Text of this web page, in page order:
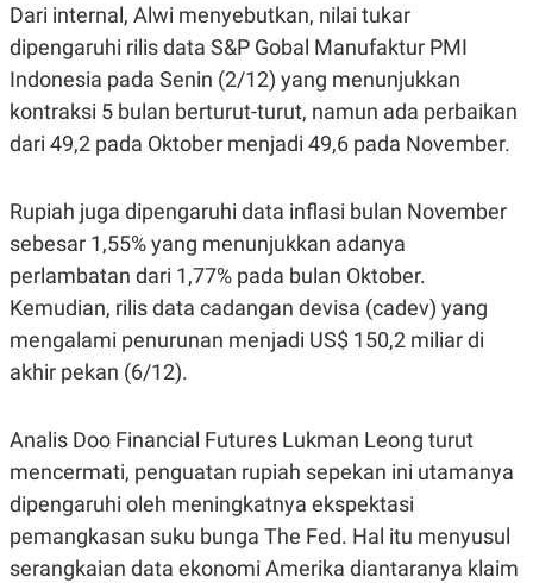
A
N
G
A
N
A
N
A
K
I
E
R
J
A
E
M
N
E
P
A
E
R
A
D
V
R
T
I
N
G
M
E
D
Dari internal, Alwi menyebutkan, nilai tukar
dipengaruhi rilis data S&P Gobal Manufaktur PMI
Indonesia pada Senin (2/12) yang menunjukkan
kontraksi 5 bulan berturut-turut, namun ada perbaikan
dari 49,2 pada Oktober menjadi 49,6 pada November.
Rupiah juga dipengaruhi data inflasi bulan November
sebesar 1,55% yang menunjukkan adanya
perlambatan dari 1,77% pada bulan Oktober.
Kemudian, rilis data cadangan devisa (cadev) yang
mengalami penurunan menjadi US$ 150,2 miliar di
akhir pekan (6/12).
Analis Doo Financial Futures Lukman Leong turut
mencermati, penguatan rupiah sepekan ini utamanya
dipengaruhi oleh meningkatnya ekspektasi
pemangkasan suku bunga The Fed. Hal itu menyusul
serangkaian data ekonomi Amerika diantaranya klaim